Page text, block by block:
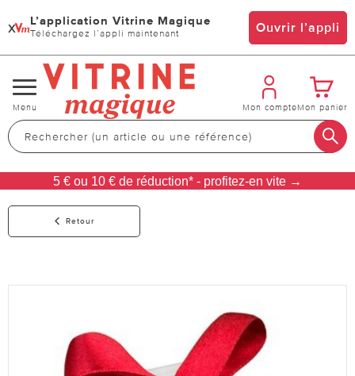
x L’application Vitrine Magique
Téléchargez l’appli maintenant Ouvrir l’appli
Changer
de
navigation
Menu Mon compteMon panier
5 € ou 10 € de réduction* - profitez-en vite →
Retour